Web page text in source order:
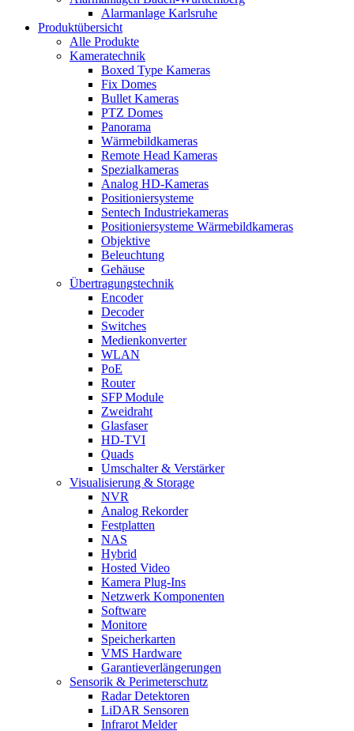
Alarmanlage Karlsruhe
Produktübersicht
Alle Produkte
Kameratechnik
Boxed Type Kameras
Fix Domes
Bullet Kameras
PTZ Domes
Panorama
Wärmebildkameras
Remote Head Kameras
Spezialkameras
Analog HD-Kameras
Positioniersysteme
Sentech Industriekameras
Positioniersysteme Wärmebildkameras
Objektive
Beleuchtung
Gehäuse
Übertragungstechnik
Encoder
Decoder
Switches
Medienkonverter
WLAN
PoE
Router
SFP Module
Zweidraht
Glasfaser
HD-TVI
Quads
Umschalter & Verstärker
Visualisierung & Storage
NVR
Analog Rekorder
Festplatten
NAS
Hybrid
Hosted Video
Kamera Plug-Ins
Netzwerk Komponenten
Software
Monitore
Speicherkarten
VMS Hardware
Garantieverlängerungen
Sensorik & Perimeterschutz
Radar Detektoren
LiDAR Sensoren
Infrarot Melder